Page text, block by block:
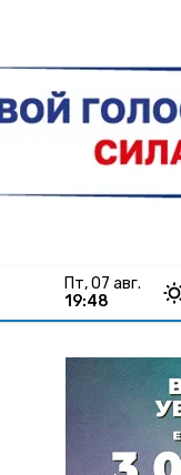
пт, 07 авг.
19:48